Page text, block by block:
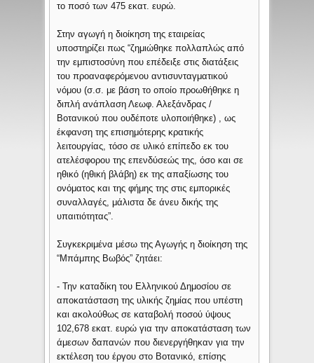
το ποσό των 475 εκατ. ευρώ.
Στην αγωγή η διοίκηση της εταιρείας
υποστηρίζει πως “ζημιώθηκε πολλαπλώς από
την εμπιστοσύνη που επέδειξε στις διατάξεις
του προαναφερόμενου αντισυνταγματικού
νόμου (σ.σ. με βάση το οποίο προωθήθηκε η
διπλή ανάπλαση Λεωφ. Αλεξάνδρας /
Βοτανικού που ουδέποτε υλοποιήθηκε) , ως
έκφανση της επισημότερης κρατικής
λειτουργίας, τόσο σε υλικό επίπεδο εκ του
ατελέσφορου της επενδύσεώς της, όσο και σε
ηθικό (ηθική βλάβη) εκ της απαξίωσης του
ονόματος και της φήμης της στις εμπορικές
συναλλαγές, μάλιστα δε άνευ δικής της
υπαιτιότητας”.
Συγκεκριμένα μέσω της Αγωγής η διοίκηση της
“Μπάμπης Βωβός” ζητάει:
- Την καταδίκη του Ελληνικού Δημοσίου σε
αποκατάσταση της υλικής ζημίας που υπέστη
και ακολούθως σε καταβολή ποσού ύψους
102,678 εκατ. ευρώ για την αποκατάσταση των
άμεσων δαπανών που διενεργήθηκαν για την
εκτέλεση του έργου στο Βοτανικό, επίσης